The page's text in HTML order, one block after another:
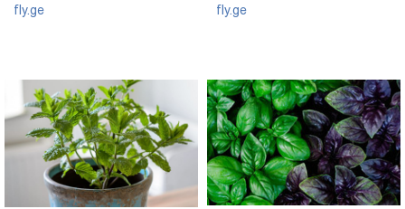
fly.ge
fly.ge